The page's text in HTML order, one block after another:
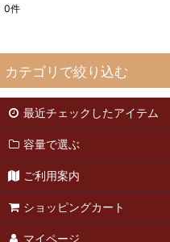
並び順
0件
カテゴリで絞り込む
訳あり商品 (全商品)
青茶-安渓
緑茶
最近チェックしたアイテム
容量で選ぶ
ご利用案内
ショッピングカート
マイページ